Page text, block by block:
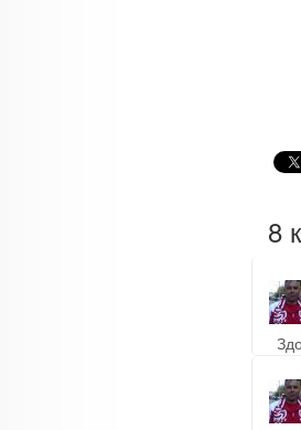
8